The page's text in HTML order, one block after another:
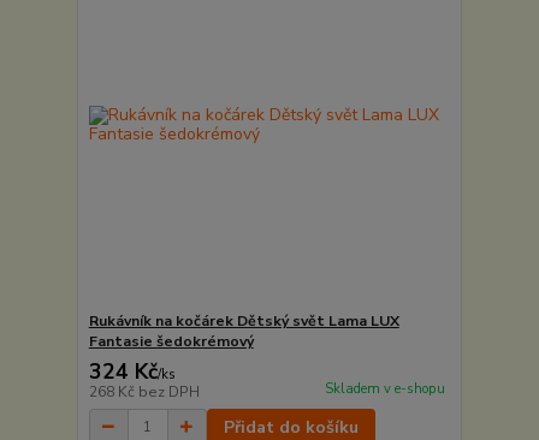
Rukávník na kočárek Dětský svět Lama LUX
Fantasie šedokrémový
324 Kč/ks
268 Kč bez DPH Skladem v e-shopu
Přidat do košíku